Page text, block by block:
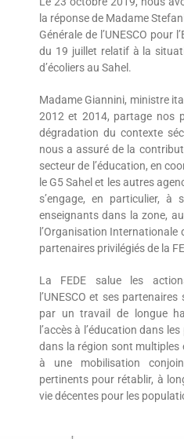
la réponse de Madame
Générale de l’UNESCO pour
du 19 juillet relatif à la
d’écoliers au Sahel.
Madame Giannini, ministre
2012 et 2014, partage nos
dégradation du contexte
nous a assuré de la
secteur de l’éducation, en
le G5 Sahel et les autres
s’engage, en particulier,
enseignants dans la zone,
l’Organisation Internationale
partenaires privilégiés de la
La FEDE salue les
l’UNESCO et ses
par un travail de longue
l’accès à l’éducation dans
dans la région sont multiples
à une mobilisation
pertinents pour rétablir, à
vie décentes pour les